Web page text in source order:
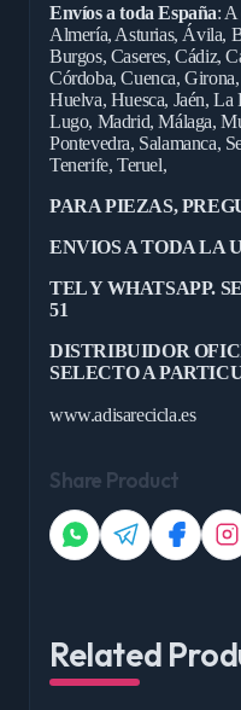
Envíos a toda España:
Almería, Asturias, Ávila,
Burgos, Caseres, Cádiz,
Córdoba, Cuenca,
Huelva, Huesca, Jaén,
Lugo, Madrid, Málaga,
Pontevedra, Salamanca,
Tenerife, Teruel,
PARA PIEZAS,
ENVIOS A TODA LA
TEL Y WHATSAPP.
51
DISTRIBUIDOR
SELECTO A
www.adisarecicla.es
Share Product
Related